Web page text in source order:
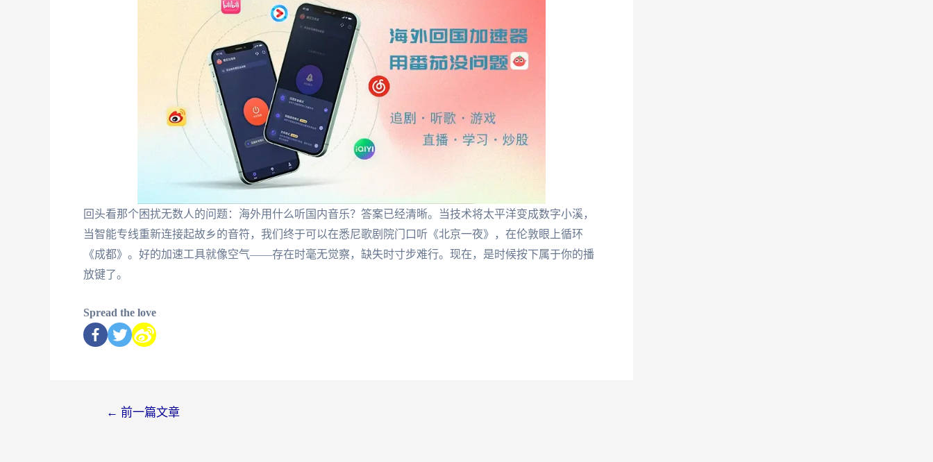
回头看那个困扰无数人的问题：海外用什么听国内音乐？答案已经清晰。当技术将太平洋变成数字小溪，
当智能专线重新连接起故乡的音符，我们终于可以在悉尼歌剧院门口听《北京一夜》，在伦敦眼上循环
《成都》。好的加速工具就像空气——存在时毫无觉察，缺失时寸步难行。现在，是时候按下属于你的播
放键了。
Spread the love
← 前一篇文章